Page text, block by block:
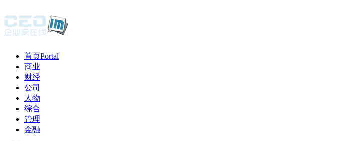
首页Portal
商业
财经
公司
人物
综合
管理
金融